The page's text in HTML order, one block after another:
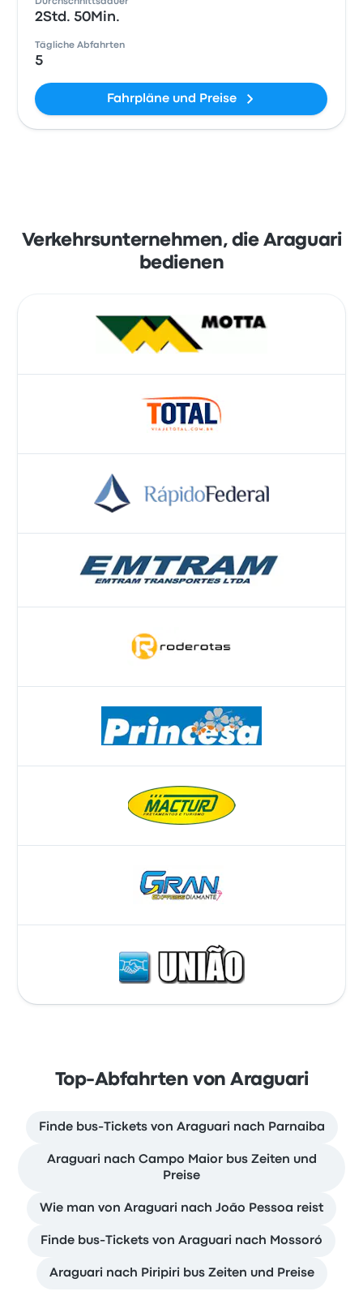
Durchschnittsdauer
2Std. 50Min.
Tägliche Abfahrten
5
Fahrpläne und Preise
Verkehrsunternehmen, die Araguari
bedienen
Top-Abfahrten von Araguari
Finde bus-Tickets von Araguari nach Parnaiba
Araguari nach Campo Maior bus Zeiten und
Preise
Wie man von Araguari nach João Pessoa reist
Finde bus-Tickets von Araguari nach Mossoró
Araguari nach Piripiri bus Zeiten und Preise